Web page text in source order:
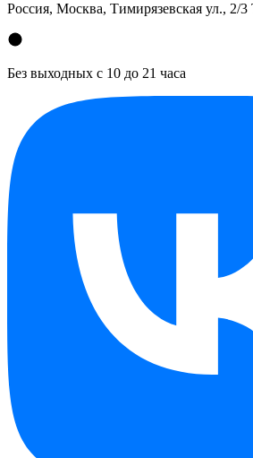
Россия, Москва, Тимирязевская ул.,
Без выходных с 10 до 21 часа